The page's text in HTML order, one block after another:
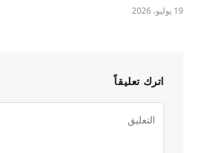
19 يوليو، 2026
اترك تعليقاً